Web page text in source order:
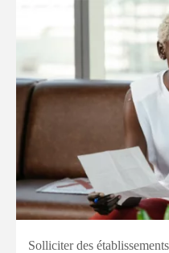
Solliciter des